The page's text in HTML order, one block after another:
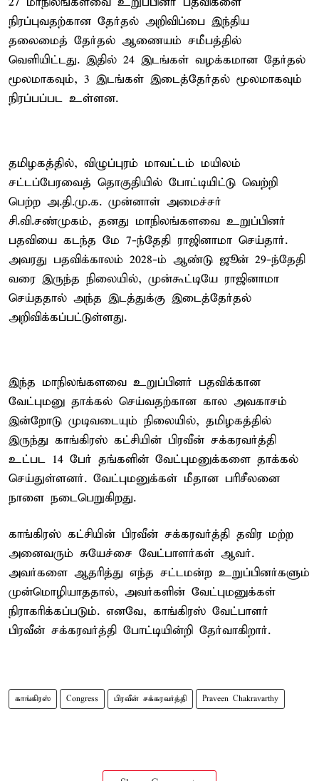
நிரப்புவதற்கான தேர்தல் அறிவிப்பை இந்திய
தலைமைத் தேர்தல் ஆணையம் சமீபத்தில்
வெளியிட்டது. இதில் 24 இடங்கள் வழக்கமான தேர்தல்
மூலமாகவும், 3 இடங்கள் இடைத்தேர்தல் மூலமாகவும்
நிரப்பப்பட உள்ளன.
தமிழகத்தில், விழுப்புரம் மாவட்டம் மயிலம்
சட்டப்பேரவைத் தொகுதியில் போட்டியிட்டு வெற்றி
பெற்ற அ.தி.மு.க. முன்னாள் அமைச்சர்
சி.வி.சண்முகம், தனது மாநிலங்களவை உறுப்பினர்
பதவியை கடந்த மே 7-ந்தேதி ராஜினாமா செய்தார்.
அவரது பதவிக்காலம் 2028-ம் ஆண்டு ஜூன் 29-ந்தேதி
வரை இருந்த நிலையில், முன்கூட்டியே ராஜினாமா
செய்ததால் அந்த இடத்துக்கு இடைத்தேர்தல்
அறிவிக்கப்பட்டுள்ளது.
இந்த மாநிலங்களவை உறுப்பினர் பதவிக்கான
வேட்புமனு தாக்கல் செய்வதற்கான கால அவகாசம்
இன்றோடு முடிவடையும் நிலையில், தமிழகத்தில்
இருந்து காங்கிரஸ் கட்சியின் பிரவீன் சக்கரவர்த்தி
உட்பட 14 பேர் தங்களின் வேட்புமனுக்களை தாக்கல்
செய்துள்ளனர். வேட்புமனுக்கள் மீதான பரிசீலனை
நாளை நடைபெறுகிறது.
காங்கிரஸ் கட்சியின் பிரவீன் சக்கரவர்த்தி தவிர மற்ற
அனைவரும் சுயேச்சை வேட்பாளர்கள் ஆவர்.
அவர்களை ஆதரித்து எந்த சட்டமன்ற உறுப்பினர்களும்
முன்மொழியாததால், அவர்களின் வேட்புமனுக்கள்
நிராகரிக்கப்படும். எனவே, காங்கிரஸ் வேட்பாளர்
பிரவீன் சக்கரவர்த்தி போட்டியின்றி தேர்வாகிறார்.
காங்கிரஸ் Congress பிரவீன் சக்கரவர்த்தி Praveen Chakravarthy